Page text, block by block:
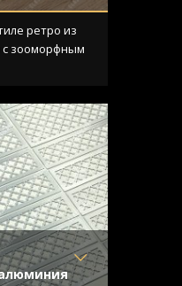
ретро из
с зооморфным